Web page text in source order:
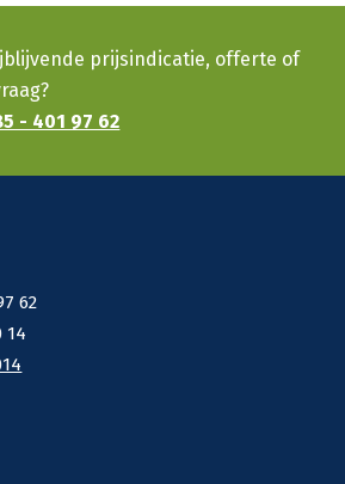
prijsindicatie, offerte of
- 401 97 62
62
14